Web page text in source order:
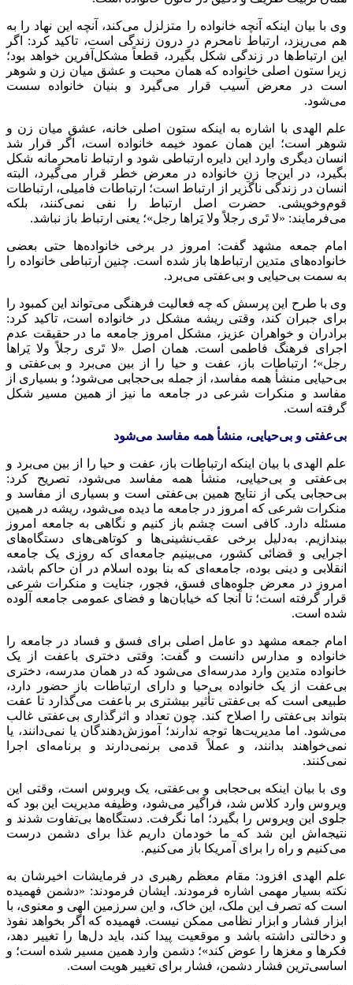
وی با بیان اینکه آنچه خانواده را متزلزل می‌کند، آنچه این نهاد را به
هم می‌ریزد، ارتباط نامحرم در درون زندگی است، تاکید کرد: اگر
این ارتباط‌ها در زندگی شکل بگیرد، قطعاً مشکل‌آفرین خواهد بود؛
زیرا ستون اصلی خانواده که همان محبت و عشق میان زن و شوهر
است در معرض آسیب قرار می‌گیرد و بنیان خانواده سست
می‌شود.
علم الهدی با اشاره به اینکه ستون اصلی خانه، عشق میان زن و
شوهر است؛ این همان عمود خیمه خانواده است، اگر قرار شد
انسان دیگری وارد این دایره ارتباطی شود و ارتباط نامحرمانه شکل
بگیرد، در این‌جا زنِ خانواده در معرض خطر قرار می‌گیرد، البته
انسان در زندگی ناگزیر از ارتباط است؛ ارتباطات فامیلی، ارتباطات
قوم‌وخویشی. حضرت اصل ارتباط را نفی نمی‌کنند، بلکه
می‌فرمایند: «لا تَری رجلاً ولا یَراها رجل»؛ یعنی ارتباط باز نباشد.
امام جمعه مشهد گفت: امروز در برخی خانواده‌ها حتی بعضی
خانواده‌های متدین ارتباط‌ها باز شده است. چنین ارتباطی خانواده را
به سمت بی‌حیایی و بی‌عفتی می‌برد.
وی با طرح این پرسش که چه فعالیت فرهنگی می‌تواند این کمبود را
برای جبران کند، وقتی ریشه مشکل در خانواده است، تاکید کرد:
برادران و خواهران عزیز، مشکل امروز جامعه ما در حقیقت عدم
اجرای فرهنگ فاطمی است. همان اصل «لا تَری رجلاً ولا یَراها
رجل»؛ ارتباطات باز، عفت و حیا را از بین می‌برد و بی‌عفتی و
بی‌حیایی منشأ همه مفاسد، از جمله بی‌حجابی می‌شود؛ و بسیاری از
مفاسد و منکرات شرعی در جامعه ما نیز از همین مسیر شکل
گرفته است.
بی‌عفتی و بی‌حیایی، منشأ همه مفاسد می‌شود
علم الهدی با بیان اینکه ارتباطات باز، عفت و حیا را از بین می‌برد و
بی‌عفتی و بی‌حیایی، منشأ همه مفاسد می‌شود، تصریح کرد:
بی‌حجابی یکی از نتایج همین بی‌عفتی است و بسیاری از مفاسد و
منکرات شرعی که امروز در جامعه ما دیده می‌شود، ریشه در همین
مسئله دارد. کافی است چشم باز کنیم و نگاهی به جامعه امروز
بیندازیم. به‌دلیل برخی عقب‌نشینی‌ها و کوتاهی‌های دستگاه‌های
اجرایی و قضائی کشور، می‌بینیم جامعه‌ای که روزی یک جامعه
انقلابی و دینی بوده، جامعه‌ای که بنا بوده اسلام در آن حاکم باشد،
امروز در معرض جلوه‌های فسق، فجور، جنایت و منکرات شرعی
قرار گرفته است؛ تا آنجا که خیابان‌ها و فضای عمومی جامعه آلوده
شده است.
امام جمعه مشهد دو عامل اصلی برای فسق و فساد در جامعه را
خانواده و مدارس دانست و گفت: وقتی دختری باعفت از یک
خانواده متدین وارد مدرسه‌ای می‌شود که در همان مدرسه، دختری
بی‌عفت از یک خانواده بی‌حیا و دارای ارتباطات باز حضور دارد،
طبیعی است که بی‌عفتی تأثیر بیشتری بر باعفت می‌گذارد تا عفت
بتواند بی‌عفتی را اصلاح کند. چون تعداد و اثرگذاری بی‌عفتی غالب
می‌شود. اما مدیریت‌ها توجه ندارند؛ آموزش‌دهندگان یا نمی‌دانند، یا
نمی‌خواهند بدانند، و عملاً قدمی برنمی‌دارند و برنامه‌ای اجرا
نمی‌کنند.
وی با بیان اینکه بی‌حجابی و بی‌عفتی، یک ویروس است، وقتی این
ویروس وارد کلاس شد، فراگیر می‌شود، وظیفه مدیریت این بود که
جلوی این ویروس را بگیرد؛ اما نگرفت. دستگاه‌ها بی‌تفاوت شدند و
نتیجه‌اش این شد که ما خودمان داریم غذا برای دشمن درست
می‌کنیم و راه را برای آمریکا باز می‌کنیم.
علم الهدی افزود: مقام معظم رهبری در فرمایشات اخیرشان به
نکته بسیار مهمی اشاره فرمودند. ایشان فرمودند: «دشمن فهمیده
است که تصرف این ملک، این خاک، و این سرزمین الهی و معنوی، با
ابزار فشار و ابزار نظامی ممکن نیست. فهمیده که اگر بخواهد نفوذ
و دخالتی داشته باشد و موقعیت پیدا کند، باید دل‌ها را تغییر دهد،
فکرها و مغزها را عوض کند»؛ دشمن وارد همین مسیر شده است؛ و
اساسی‌ترین فشار دشمن، فشار برای تغییر هویت است.